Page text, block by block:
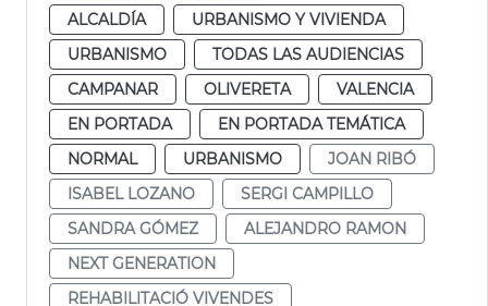
ALCALDÍA
URBANISMO Y VIVIENDA
URBANISMO
TODAS LAS AUDIENCIAS
CAMPANAR
OLIVERETA
VALENCIA
EN PORTADA
EN PORTADA TEMÁTICA
NORMAL
URBANISMO
JOAN RIBÓ
ISABEL LOZANO
SERGI CAMPILLO
SANDRA GÓMEZ
ALEJANDRO RAMON
NEXT GENERATION
REHABILITACIÓ VIVENDES